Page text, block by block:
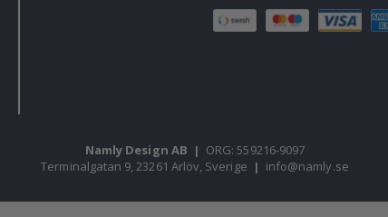
Namly Design AB | ORG: 559216-9097
Terminalgatan 9, 23261 Arlöv, Sverige | info@namly.se